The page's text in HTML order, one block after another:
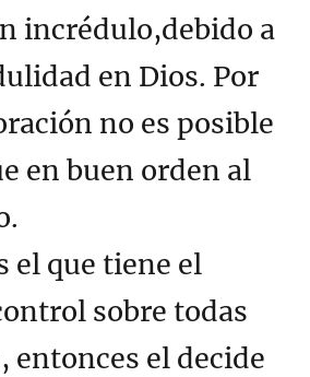
incrédulo,debido a
en Dios. Por
no es posible
en buen orden al
el que tiene el
sobre todas
entonces el decide